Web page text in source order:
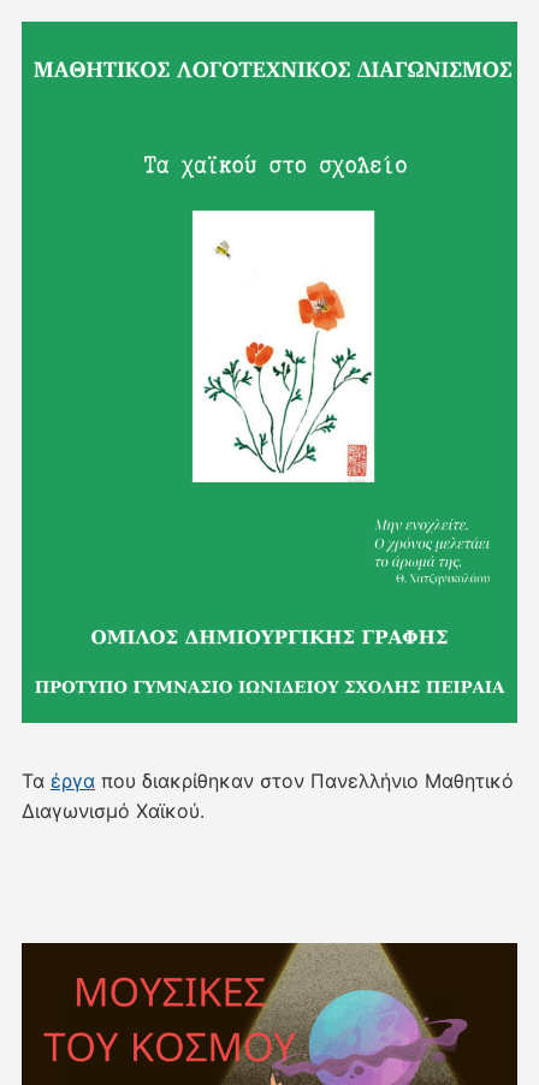
Τα έργαπου διακρίθηκαν στον Πανελλήνιο Μαθητικό
Διαγωνισμό Χαϊκού.